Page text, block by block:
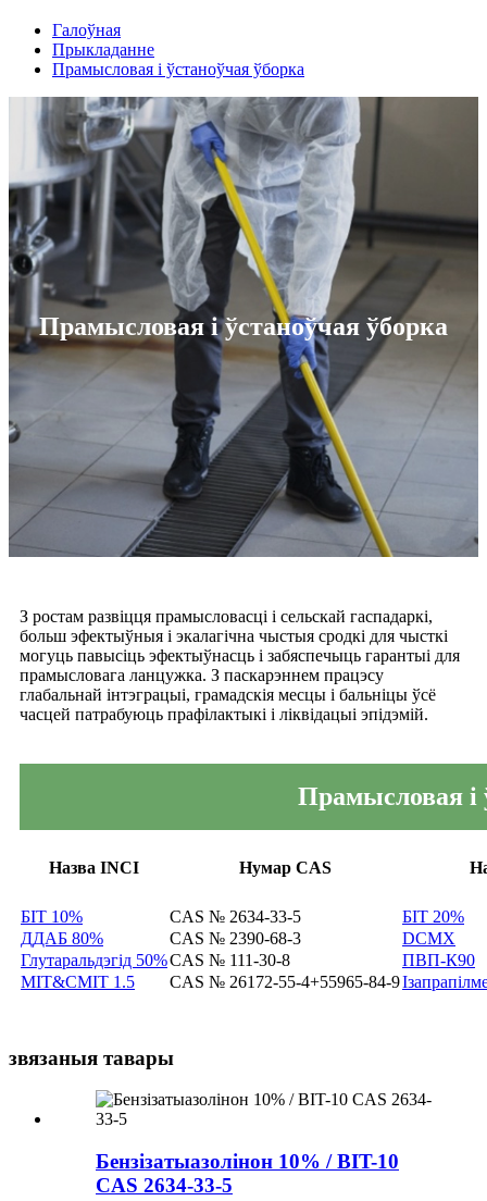
Галоўная
Прыкладанне
Прамысловая і ўстаноўчая ўборка
Прамысловая і ўстаноўчая ўборка
З ростам развіцця прамысловасці і сельскай гаспадаркі,
больш эфектыўныя і экалагічна чыстыя сродкі для чысткі
могуць павысіць эфектыўнасць і забяспечыць гарантыі для
прамысловага ланцужка. З паскарэннем працэсу
глабальнай інтэграцыі, грамадскія месцы і бальніцы ўсё
часцей патрабуюць прафілактыкі і ліквідацыі эпідэмій.
Прамысловая і
Назва INCI Нумар CAS
БІТ 10% CAS № 2634-33-5
БІТ 20%
ДДАБ 80%
CAS № 2390-68-3
DCMX
Глутаральдэгід 50%CAS № 111-30-8
ПВП-К90
MIT&CMIT 1.5
CAS № 26172-55-4+55965-84-9
звязаныя тавары
Бензізатыазолінон 10% / BIT-10
CAS 2634-33-5